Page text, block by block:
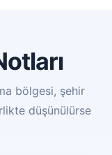
bölgesi, şehir
düşünülürse